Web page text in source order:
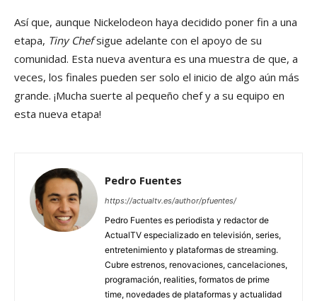
Así que, aunque Nickelodeon haya decidido poner fin a una
etapa, Tiny Chefsigue adelante con el apoyo de su
comunidad. Esta nueva aventura es una muestra de que, a
veces, los finales pueden ser solo el inicio de algo aún más
grande. ¡Mucha suerte al pequeño chef y a su equipo en
esta nueva etapa!
Pedro Fuentes
https://actualtv.es/author/pfuentes/
Pedro Fuentes es periodista y redactor de
ActualTV especializado en televisión, series,
entretenimiento y plataformas de streaming.
Cubre estrenos, renovaciones, cancelaciones,
programación, realities, formatos de prime
time, novedades de plataformas y actualidad